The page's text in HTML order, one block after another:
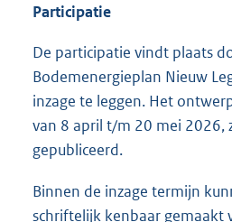
Participatie
De participatie vindt plaats
Bodemenergieplan Nieuw
inzage te leggen. Het
van 8 april t/m 20 mei 2026,
gepubliceerd.
Binnen de inzage termijn
schriftelijk kenbaar gemaakt